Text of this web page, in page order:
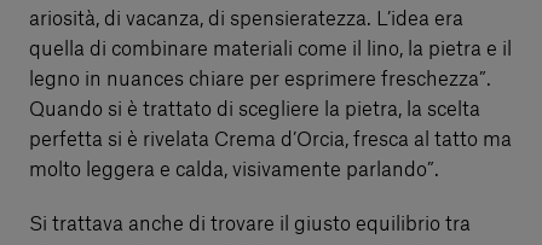
ariosità, di vacanza, di spensieratezza. L’idea era
quella di combinare materiali come il lino, la pietra e il
legno in nuances chiare per esprimere freschezza”.
Quando si è trattato di scegliere la pietra, la scelta
perfetta si è rivelata Crema d’Orcia, fresca al tatto ma
molto leggera e calda, visivamente parlando”.
Si trattava anche di trovare il giusto equilibrio tra